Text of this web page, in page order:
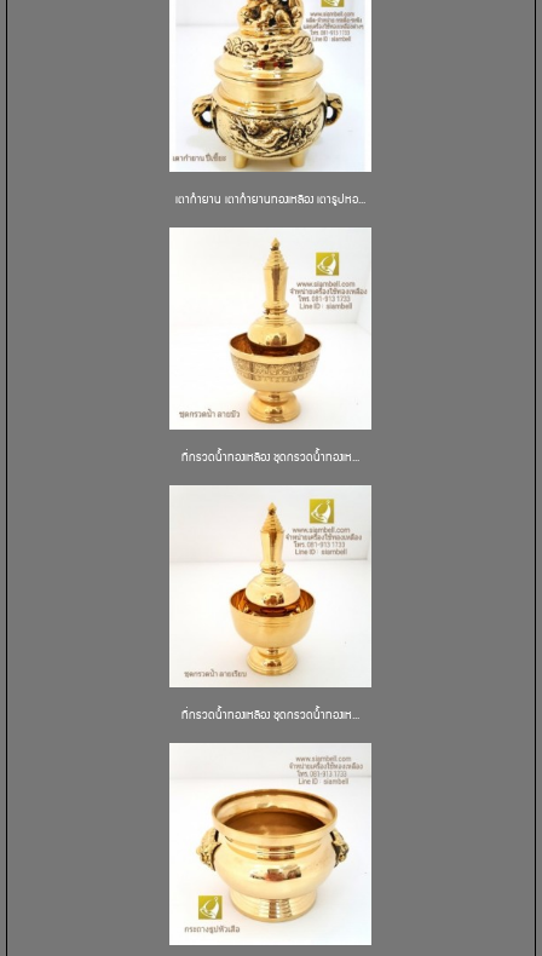
เตากำยาน เตากำยานทองเหลือง เตาธูปหอ...
ที่กรวดน้ำทองเหลือง ชุดกรวดน้ำทองเห...
ที่กรวดน้ำทองเหลือง ชุดกรวดน้ำทองเห...